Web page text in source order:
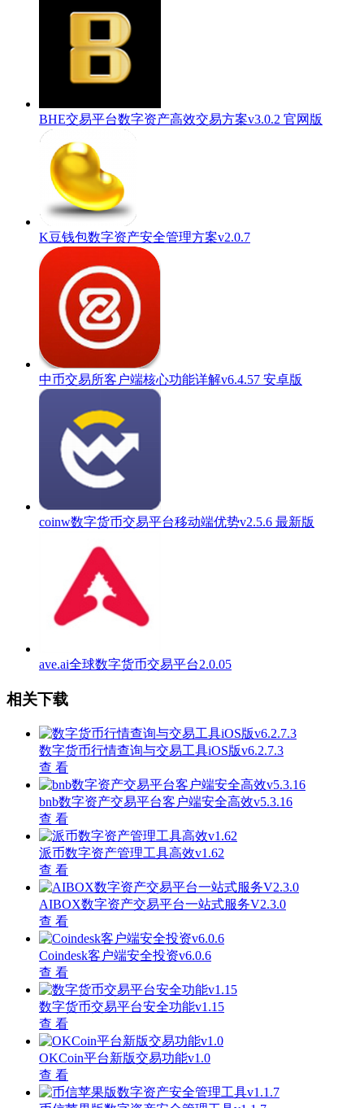
BHE交易平台数字资产高效交易方案v3.0.2 官网版
K豆钱包数字资产安全管理方案v2.0.7
中币交易所客户端核心功能详解v6.4.57 安卓版
coinw数字货币交易平台移动端优势v2.5.6 最新版
ave.ai全球数字货币交易平台2.0.05
相关下载
数字货币行情查询与交易工具iOS版v6.2.7.3
查 看
bnb数字资产交易平台客户端安全高效v5.3.16
查 看
派币数字资产管理工具高效v1.62
查 看
AIBOX数字资产交易平台一站式服务V2.3.0
查 看
Coindesk客户端安全投资v6.0.6
查 看
数字货币交易平台安全功能v1.15
查 看
OKCoin平台新版交易功能v1.0
查 看